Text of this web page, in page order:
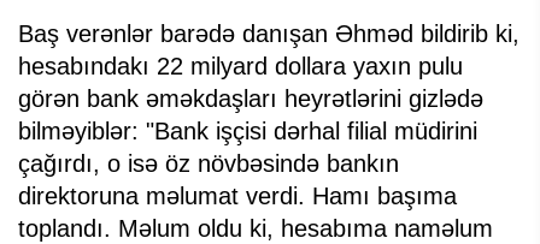
Baş verənlər barədə danışan Əhməd bildirib ki,
hesabındakı 22 milyard dollara yaxın pulu
görən bank əməkdaşları heyrətlərini gizlədə
bilməyiblər: "Bank işçisi dərhal filial müdirini
çağırdı, o isə öz növbəsində bankın
direktoruna məlumat verdi. Hamı başıma
toplandı. Məlum oldu ki, hesabıma naməlum